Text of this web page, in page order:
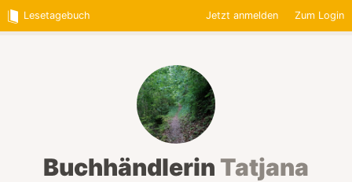
Lesetagebuch Jetzt anmelden Zum Login
Buchhändlerin Tatjana